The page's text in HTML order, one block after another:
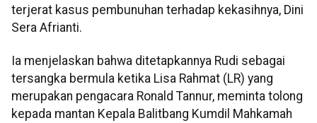
terjerat kasus pembunuhan terhadap kekasihnya, Dini
Sera Afrianti.
Ia menjelaskan bahwa ditetapkannya Rudi sebagai
tersangka bermula ketika Lisa Rahmat (LR) yang
merupakan pengacara Ronald Tannur, meminta tolong
kepada mantan Kepala Balitbang Kumdil Mahkamah